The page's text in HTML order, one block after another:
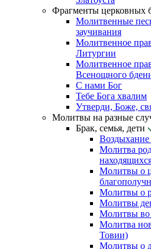
Фрагменты церковных
Молитвенные
заучивания
Молитвенное
Литургии
Молитвенное
Всенощного
С нами Бог
Тебе Бога хвалим
Утверди, Боже,
Молитвы на разные
Брак, семья, дети
Воздыхание
Молитва
Молитвы о
Молитвы о
Молитвы
Молитвы во
Молитва
Товии)
Молитвы о